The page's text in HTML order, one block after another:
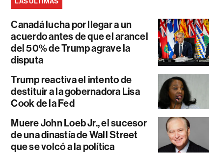
Canadá lucha por llegar a un
acuerdo antes de que el arancel
del 50% de Trump agrave la
disputa
Trump reactiva el intento de
destituir a la gobernadora Lisa
Cook de la Fed
Muere John Loeb Jr., el sucesor
de una dinastía de Wall Street
que se volcó a la política